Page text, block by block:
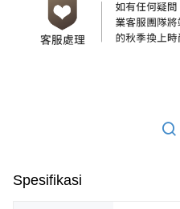
Spesifikasi